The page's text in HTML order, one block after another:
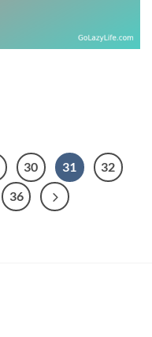
30 31
32
36